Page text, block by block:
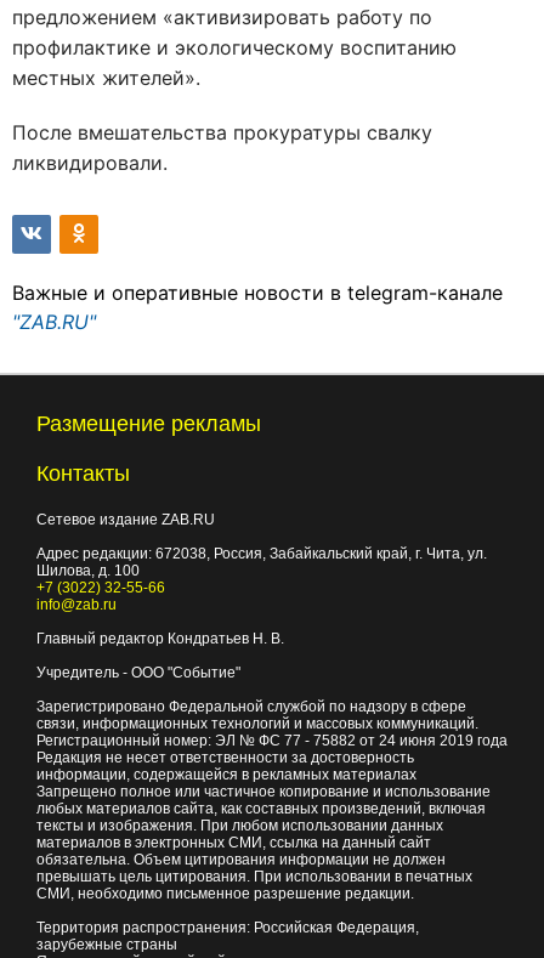
предложением «активизировать работу по
профилактике и экологическому воспитанию
местных жителей».
После вмешательства прокуратуры свалку
ликвидировали.
Важные и оперативные новости в telegram-канале
"ZAB.RU"
Размещение рекламы
Контакты
Сетевое издание ZAB.RU
Адрес редакции: 672038 , Россия, Забайкальский край, г. Чита ул.
Шилова, д. 100
+7 (3022) 32-55-66
info@zab.ru
Главный редактор Кондратьев Н. В.
Учредитель - ООО "Событие"
Зарегистрировано Федеральной службой по надзору в сфере
связи, информационных технологий и массовых коммуникаций.
Регистрационный номер: ЭЛ № ФС 77 - 75882 от 24 июня 2019 года
Редакция не несет ответственности за достоверность
информации, содержащейся в рекламных материалах
Запрещено полное или частичное копирование и использование
любых материалов сайта, как составных произведений, включая
тексты и изображения. При любом использовании данных
материалов в электронных СМИ, ссылка на данный сайт
обязательна. Объем цитирования информации не должен
превышать цель цитирования. При использовании в печатных
СМИ, необходимо письменное разрешение редакции.
Территория распространения: Российская Федерация,
зарубежные страны